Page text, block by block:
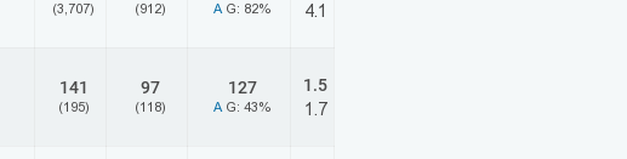
(3,707) (912) A G: 82%
4.1
141
(195)
97
(118)
127
A G: 43%
1.5
1.7